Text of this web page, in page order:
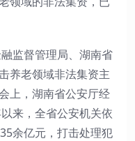
监督管理局、湖南省
养老领域非法集资主
上，湖南省公安厅经
来，全省公安机关依
余亿元，打击处理犯